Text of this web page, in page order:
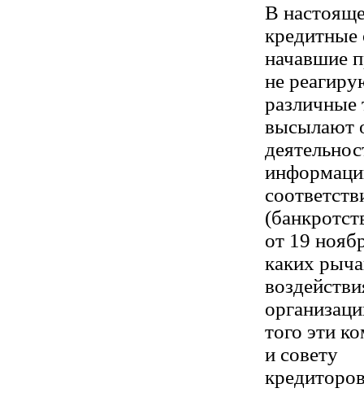
В
кредитные
начавшие
не
различные
высылают
от 19
каких
того эти
и совету